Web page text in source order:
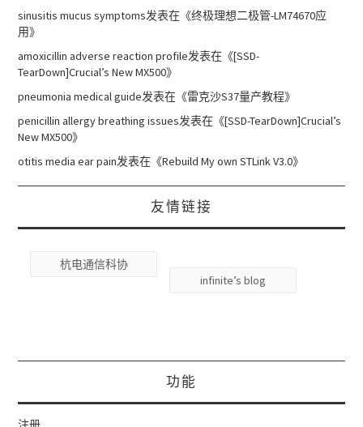
sinusitis mucus symptoms发表在《终极理想二极管-LM74670应
用》
amoxicillin adverse reaction profile发表在《[SSD-
TearDown]Crucial’s New MX500》
pneumonia medical guide发表在《雷克沙S37量产教程》
penicillin allergy breathing issues发表在《[SSD-TearDown]Crucial’s
New MX500》
otitis media ear pain发表在《Rebuild My own STLink V3.0》
友情链接
杭电通信科协
infinite’s blog
功能